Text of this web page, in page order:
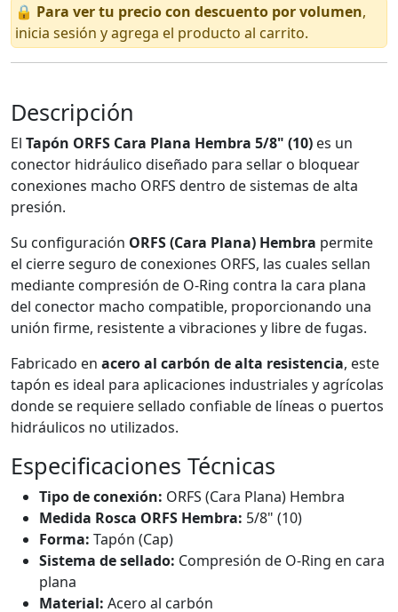
🔒 Para ver tu precio con descuento por volumen,
inicia sesión y agrega el producto al carrito.
Descripción
El Tapón ORFS Cara Plana Hembra 5/8" (10) es un
conector hidráulico diseñado para sellar o bloquear
conexiones macho ORFS dentro de sistemas de alta
presión.
Su configuración ORFS (Cara Plana) Hembra permite
el cierre seguro de conexiones ORFS, las cuales sellan
mediante compresión de O-Ring contra la cara plana
del conector macho compatible, proporcionando una
unión firme, resistente a vibraciones y libre de fugas.
Fabricado en acero al carbón de alta resistencia, este
tapón es ideal para aplicaciones industriales y agrícolas
donde se requiere sellado confiable de líneas o puertos
hidráulicos no utilizados.
Especificaciones Técnicas
Tipo de conexión: ORFS (Cara Plana) Hembra
Medida Rosca ORFS Hembra: 5/8" (10)
Forma: Tapón (Cap)
Sistema de sellado: Compresión de O-Ring en cara
plana
Material: Acero al carbón